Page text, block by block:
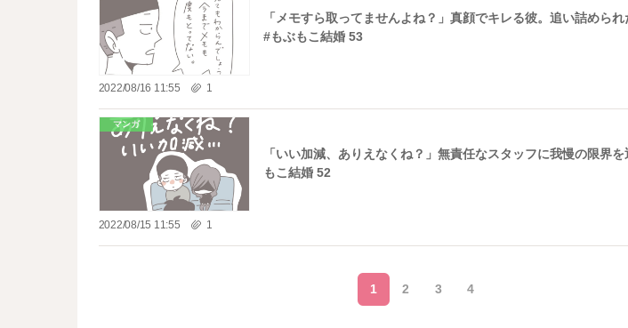
「メモすら取ってませんよね？」真顔でキレる彼。追い詰めら
#もぶもこ結婚 53
2022/08/16 11:55 1
マンガ
「いい加減、ありえなくね？」無責任なスタッフに我慢の限界
もこ結婚 52
2022/08/15 11:55 1
1 2 3 4